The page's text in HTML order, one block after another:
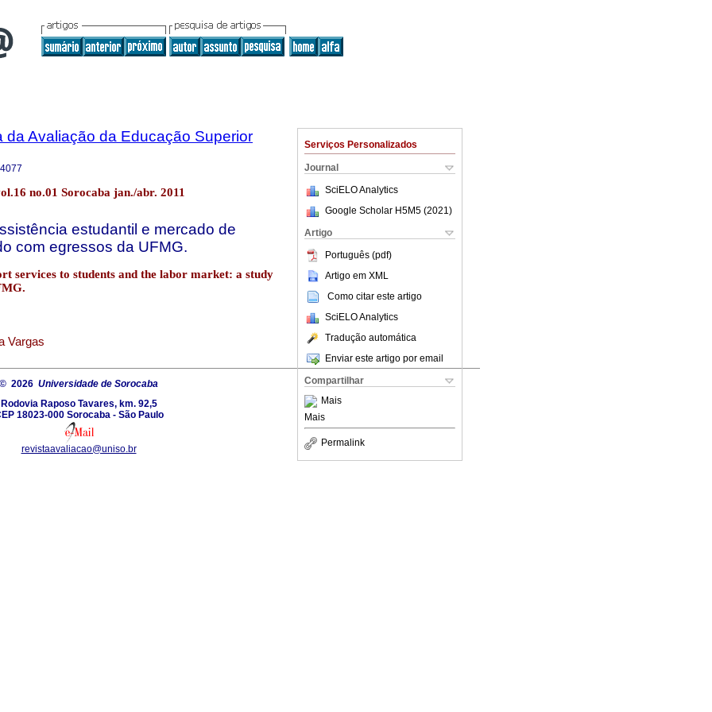
Serviços Personalizados
Journal
SciELO Analytics
Google Scholar H5M5 (2021 )
Artigo
Português (pdf)
Artigo em XML
Como citar este artigo
SciELO Analytics
Tradução automática
Enviar este artigo por email
Compartilhar
Mais
Mais
Permalink
da Avaliação da Educação Superior
no.01 Sorocaba jan./abr. 2011
estudantil e mercado de
com egressos da UFMG.
services to students and the labor market: a study
Vargas
© 2026 Universidade de Sorocaba
Rodovia Raposo Tavares, km. 92,5
18023-000 Sorocaba - São Paulo
revistaavaliacao@uniso.br